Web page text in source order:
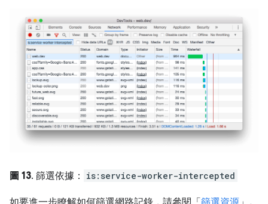
圖 13. 篩選依據： is:service-worker-intercepted